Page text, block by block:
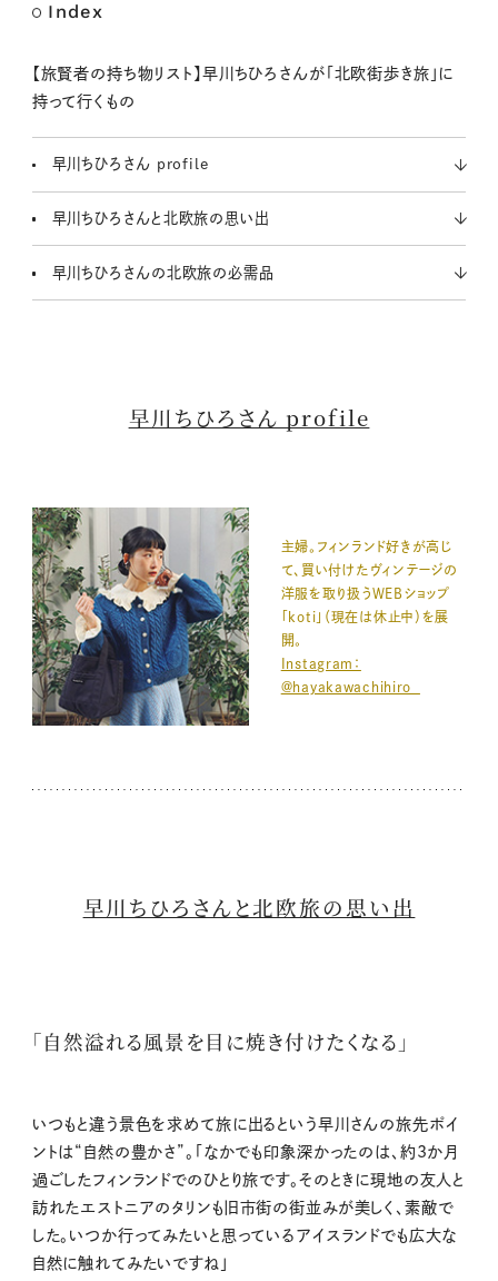
t
Index
【旅賢者の持ち物リスト】早川ちひろさんが「北欧街歩き旅」に
持って行くもの
早川ちひろさん profile
早川ちひろさんと北欧旅の思い出
早川ちひろさんの北欧旅の必需品
早川ちひろさん profile
主婦。フィンランド好きが高じ
て、買い付けたヴィンテージの
洋服を取り扱うWEBショップ
「koti」（現在は休止中）を展
開。
Instagram：
@hayakawachihiro_
早川ちひろさんと北欧旅の思い出
「自然溢れる風景を目に焼き付けたくなる」
いつもと違う景色を求めて旅に出るという早川さんの旅先ポイ
ントは“自然の豊かさ”。「なかでも印象深かったのは、約3か月
過ごしたフィンランドでのひとり旅です。そのときに現地の友人と
訪れたエストニアのタリンも旧市街の街並みが美しく、素敵で
した。いつか行ってみたいと思っているアイスランドでも広大な
自然に触れてみたいですね」